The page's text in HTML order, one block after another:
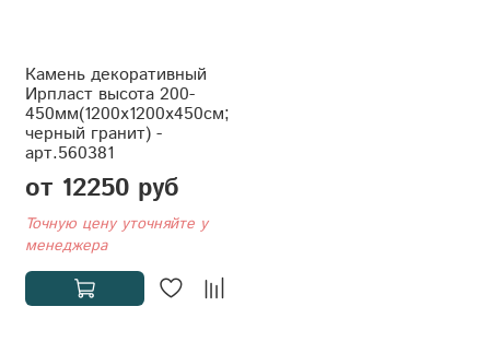
Камень декоративный
Ирпласт высота 200-
450мм(1200x1200x450см;
черный гранит) -
арт.560381
от 12250 руб
Точную цену уточняйте у
менеджера